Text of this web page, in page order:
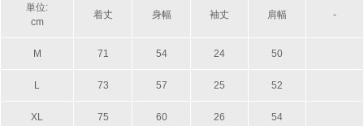
単位:
cm
着丈 身幅 袖丈 肩幅 -
M 71 54 24 50
L 73 57 25 52
XL 75 60 26 54